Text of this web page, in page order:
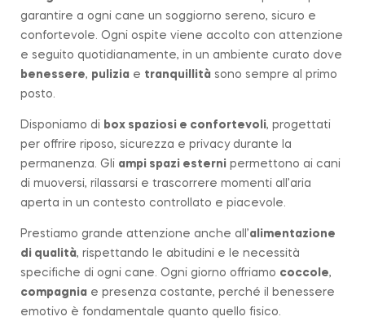
garantire a ogni cane un soggiorno sereno, sicuro e
confortevole. Ogni ospite viene accolto con attenzione
e seguito quotidianamente, in un ambiente curato dove
benessere, pulizia e tranquillità sono sempre al primo
posto.
Disponiamo di box spaziosi e confortevoli, progettati
per offrire riposo, sicurezza e privacy durante la
permanenza. Gli ampi spazi esterni permettono ai cani
di muoversi, rilassarsi e trascorrere momenti all’aria
aperta in un contesto controllato e piacevole.
Prestiamo grande attenzione anche all’alimentazione
di qualità, rispettando le abitudini e le necessità
specifiche di ogni cane. Ogni giorno offriamo coccole,
compagnia e presenza costante, perché il benessere
emotivo è fondamentale quanto quello fisico.